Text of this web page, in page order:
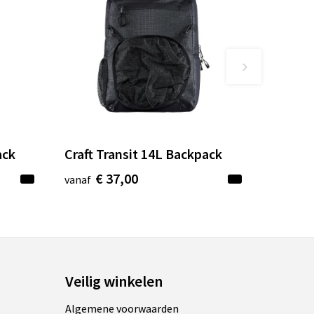
Craft Transit 14L Backpack
vanaf € 37,00
Veilig winkelen
Algemene voorwaarden